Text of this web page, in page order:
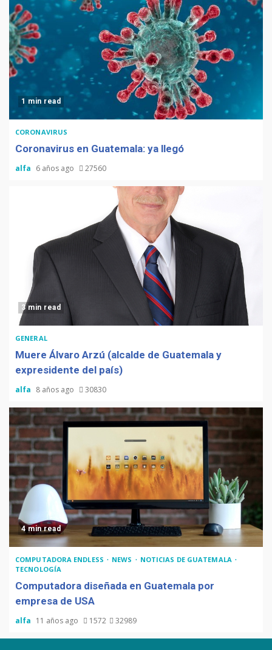
1 min read
CORONAVIRUS
Coronavirus en Guatemala: ya llegó
alfa 6 años ago 27560
3 min read
GENERAL
Muere Álvaro Arzú (alcalde de Guatemala y
expresidente del país)
alfa 8 años ago 30830
4 min read
COMPUTADORA ENDLESS NEWS
NOTICIAS DE GUATEMALA
TECNOLOGÍA
Computadora diseñada en Guatemala por
empresa de USA
alfa 11 años ago 1572 32989